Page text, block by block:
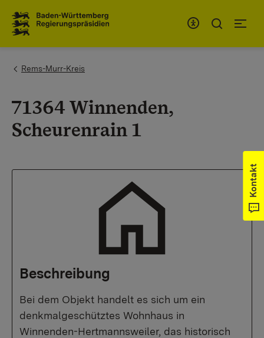
You are here:
Rems-Murr-Kreis
71364 Winnenden,
Scheurenrain 1
Beschreibung
Bei dem Objekt handelt es sich um ein
denkmalgeschütztes Wohnhaus in
Winnenden-Hertmannsweiler, das historisch
Kontakt